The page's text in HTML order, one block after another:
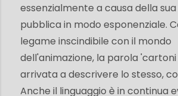
essenzialmente a causa della
pubblica in modo esponenziale.
legame inscindibile con il mondo
dell'animazione, la parola
arrivata a descrivere lo stesso,
Anche il linguaggio è in continua